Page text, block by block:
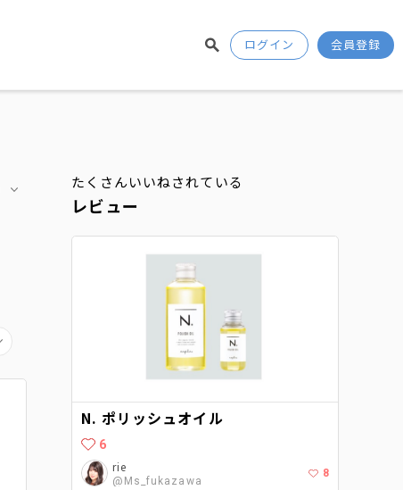
ログイン 会員登録
たくさんいいねされている
レビュー
N. ポリッシュオイル
6
rie
@Ms_fukazawa
8